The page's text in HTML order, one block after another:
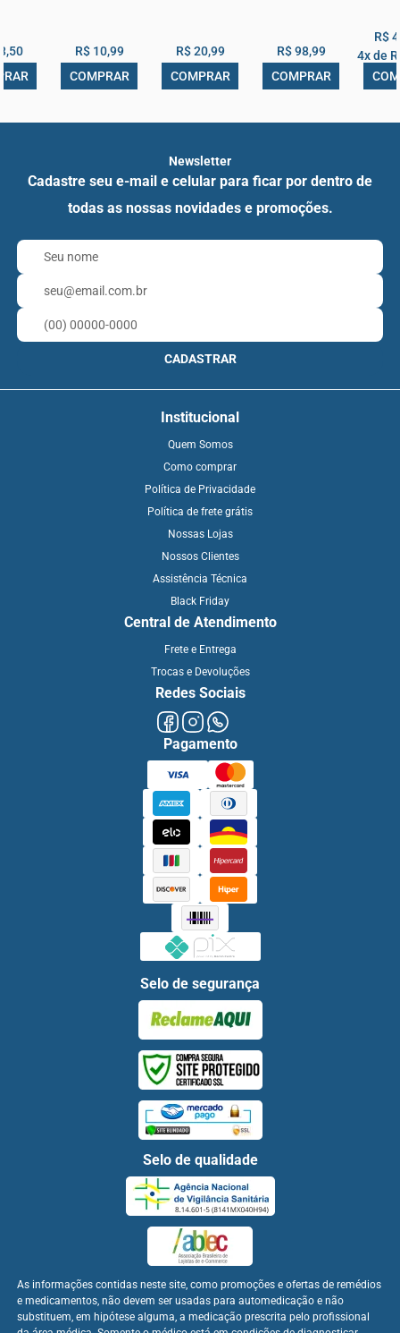
R$ 10,99
COMPRAR
R$ 20,99
COMPRAR
R$ 98,99
COMPRAR
R$
4x de
Newsletter
Cadastre seu e-mail e celular para ficar por dentro de
todas as nossas novidades e promoções.
CADASTRAR
Institucional
Quem Somos
Como comprar
Política de Privacidade
Política de frete grátis
Nossas Lojas
Nossos Clientes
Assistência Técnica
Black Friday
Central de Atendimento
Frete e Entrega
Trocas e Devoluções
Redes Sociais
Pagamento
Selo de segurança
Selo de qualidade
As informações contidas neste site, como promoções e ofertas de remédios
e medicamentos, não devem ser usadas para automedicação e não
substituem, em hipótese alguma, a medicação prescrita pelo profissional